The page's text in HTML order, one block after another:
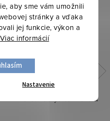
aby sme vám umožnili
stránky a vďaka
jej funkcie, výkon a
Viac informácií
Nastavenie
Tričkovina s lycrou - Ružová